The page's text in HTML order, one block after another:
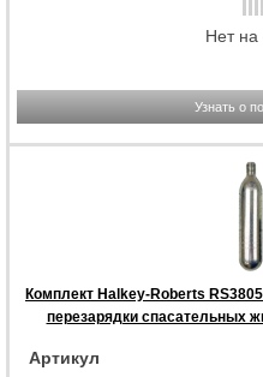
Нет на
Узнать о
Комплект Halkey-Roberts
перезарядки спасательных
Артикул